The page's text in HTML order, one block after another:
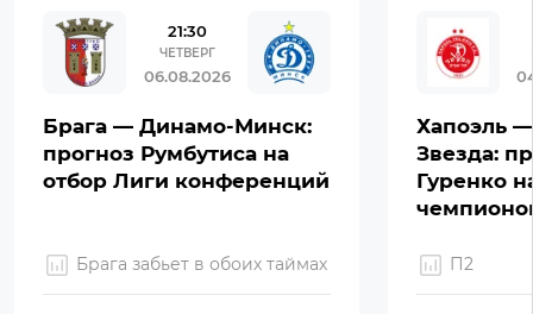
21:30
ЧЕТВЕРГ
06.08.2026
Брага — Динамо-Минск:
прогноз Румбутиса на
отбор Лиги конференций
Брага забьет в обоих таймах
Хапоэль
Звезда:
Гуренко
П2